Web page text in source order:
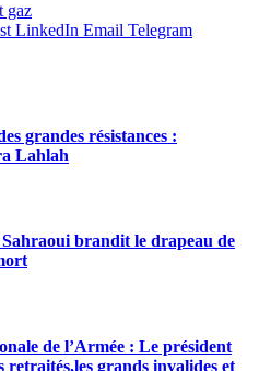
gaz
LinkedIn Email Telegram
grandes résistances :
Lahlah
brandit le drapeau de
de l’Armée : Le président
retraités,les grands invalides et